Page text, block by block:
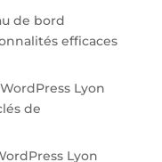
de bord
efficaces
Lyon
de
Lyon